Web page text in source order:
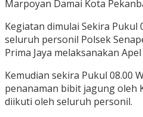
Marpoyan Damai Kota
Kegiatan dimulai Sekira Pukul
seluruh personil Polsek
Prima Jaya melaksanakan
Kemudian sekira Pukul 08.00
penanaman bibit jagung oleh
diikuti oleh seluruh personil.